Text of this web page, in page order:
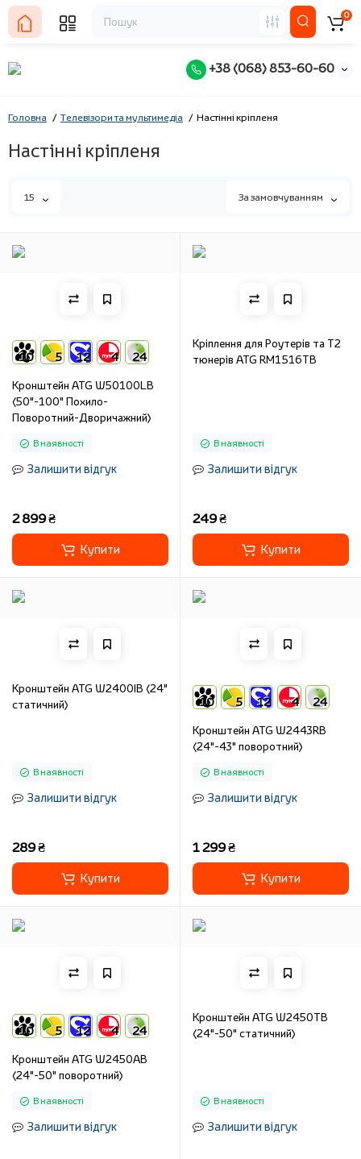
+38 (068) 853-60-60
0
Головна Телевізори та мультимедіа Настінні кріпленя
Настінні кріпленя
15 За замовчуванням
10 5 12 4 24
Кронштейн ATG W50100LB
(50"-100" Похило-
Поворотний-Дворичажний)
В наявності
Залишити відгук
2 899 ₴
Купити
Кріплення для Роутерів та Т2
тюнерів ATG RM1516TB
В наявності
Залишити відгук
249 ₴
Купити
Кронштейн ATG W2400IB (24"
статичний)
В наявності
Залишити відгук
289 ₴
Купити
10 5 12 4 24
Кронштейн ATG W2443RB
(24"-43" поворотний)
В наявності
Залишити відгук
1 299 ₴
Купити
10 5 12 4 24
Кронштейн ATG W2450AB
(24"-50" поворотний)
В наявності
Залишити відгук
Кронштейн ATG W2450TB
(24"-50" статичний)
В наявності
Залишити відгук